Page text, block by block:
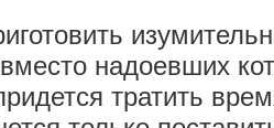
надоевших
тратить